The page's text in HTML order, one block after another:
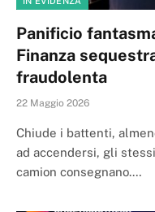
Panificio
Finanza
fraudolenta
22 Maggio 2026
Chiude i battenti,
ad accendersi, gli
camion consegnano.…